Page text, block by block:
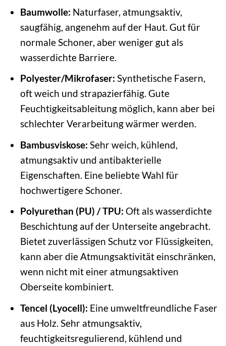
Baumwolle: Naturfaser, atmungsaktiv,
saugfähig, angenehm auf der Haut. Gut für
normale Schoner, aber weniger gut als
wasserdichte Barriere.
Polyester/Mikrofaser: Synthetische Fasern,
oft weich und strapazierfähig. Gute
Feuchtigkeitsableitung möglich, kann aber bei
schlechter Verarbeitung wärmer werden.
Bambusviskose: Sehr weich, kühlend,
atmungsaktiv und antibakterielle
Eigenschaften. Eine beliebte Wahl für
hochwertigere Schoner.
Polyurethan (PU) / TPU: Oft als wasserdichte
Beschichtung auf der Unterseite angebracht.
Bietet zuverlässigen Schutz vor Flüssigkeiten,
kann aber die Atmungsaktivität einschränken,
wenn nicht mit einer atmungsaktiven
Oberseite kombiniert.
Tencel (Lyocell): Eine umweltfreundliche Faser
aus Holz. Sehr atmungsaktiv,
feuchtigkeitsregulierend, kühlend und